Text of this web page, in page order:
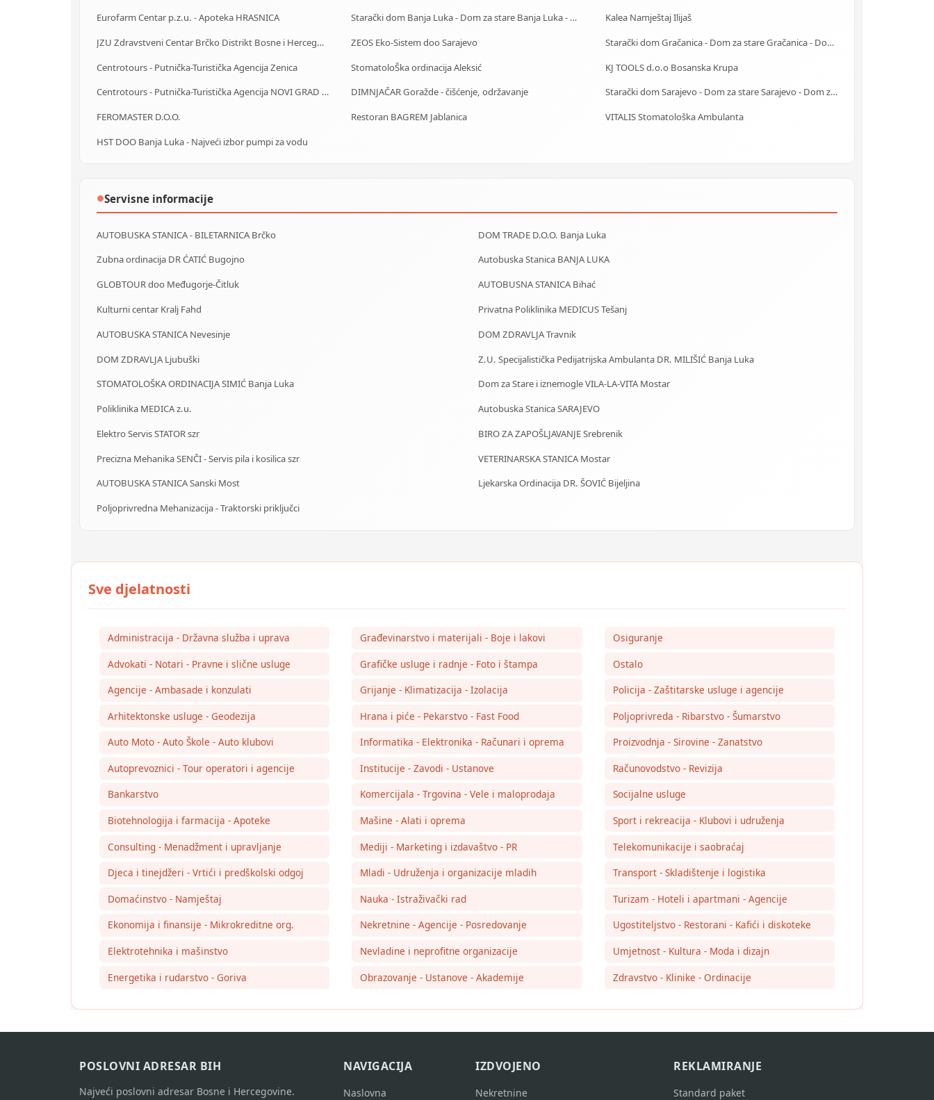
Eurofarm Centar p.z.u. - Apoteka HRASNICA
Starački dom Banja Luka - Dom za stare Banja Luka - Dom za stara lica Banjaluka
Kalea Namještaj Ilijaš
JZU Zdravstveni Centar Brčko Distrikt Bosne i Hercegovine
ZEOS Eko-Sistem doo Sarajevo
Starački dom Gračanica - Dom za stare Gračanica - Dom za stara lica Gračanica
Centrotours - Putnička-Turistička Agencija Zenica
StomatoloŠka ordinacija Aleksić
KJ TOOLS d.o.o Bosanska Krupa
Centrotours - Putnička-Turistička Agencija NOVI GRAD Sarajevo
DIMNJAČAR Goražde - čišćenje, održavanje
Starački dom Sarajevo - Dom za stare Sarajevo - Dom za stara lica Sarajevo
FEROMASTER D.O.O.
Restoran BAGREM Jablanica
VITALIS Stomatološka Ambulanta
HST DOO Banja Luka - Najveći izbor pumpi za vodu
●Servisne informacije
AUTOBUSKA STANICA - BILETARNICA Brčko
DOM TRADE D.O.O. Banja Luka
Zubna ordinacija DR ĆATIĆ Bugojno
Autobuska Stanica BANJA LUKA
GLOBTOUR doo Međugorje-Čitluk
AUTOBUSNA STANICA Bihać
Kulturni centar Kralj Fahd
Privatna Poliklinika MEDICUS Tešanj
AUTOBUSKA STANICA Nevesinje
DOM ZDRAVLJA Travnik
DOM ZDRAVLJA Ljubuški
Z.U. Specijalistička Pedijatrijska Ambulanta DR. MILIŠIĆ Banja Luka
STOMATOLOŠKA ORDINACIJA SIMIĆ Banja Luka
Dom za Stare i iznemogle VILA-LA-VITA Mostar
Poliklinika MEDICA z.u.
Autobuska Stanica SARAJEVO
Elektro Servis STATOR szr
BIRO ZA ZAPOŠLJAVANJE Srebrenik
Precizna Mehanika SENČI - Servis pila i kosilica szr
VETERINARSKA STANICA Mostar
AUTOBUSKA STANICA Sanski Most
Ljekarska Ordinacija DR. ŠOVIĆ Bijeljina
Poljoprivredna Mehanizacija - Traktorski priključci
Administracija - Državna služba i uprava
Advokati - Notari - Pravne i slične usluge
Agencije - Ambasade i konzulati
Arhitektonske usluge - Geodezija
Auto Moto - Auto Škole - Auto klubovi
Autoprevoznici - Tour operatori i agencije
Bankarstvo
Biotehnologija i farmacija - Apoteke
Consulting - Menadžment i upravljanje
Djeca i tinejdžeri - Vrtići i predškolski odgoj
Domaćinstvo - Namještaj
Ekonomija i finansije - Mikrokreditne org.
Elektrotehnika i mašinstvo
Energetika i rudarstvo - Goriva
Građevinarstvo i materijali - Boje i lakovi
Grafičke usluge i radnje - Foto i štampa
Grijanje - Klimatizacija - Izolacija
Hrana i piće - Pekarstvo - Fast Food
Informatika - Elektronika - Računari i oprema
Institucije - Zavodi - Ustanove
Komercijala - Trgovina - Vele i maloprodaja
Mašine - Alati i oprema
Mediji - Marketing i izdavaštvo - PR
Mladi - Udruženja i organizacije mladih
Nauka - Istraživački rad
Nekretnine - Agencije - Posredovanje
Nevladine i neprofitne organizacije
Obrazovanje - Ustanove - Akademije
Osiguranje
Ostalo
Policija - Zaštitarske usluge i agencije
Poljoprivreda - Ribarstvo - Šumarstvo
Proizvodnja - Sirovine - Zanatstvo
Računovodstvo - Revizija
Socijalne usluge
Sport i rekreacija - Klubovi i udruženja
Telekomunikacije i saobraćaj
Transport - Skladištenje i logistika
Turizam - Hoteli i apartmani - Agencije
Ugostiteljstvo - Restorani - Kafići i diskoteke
Umjetnost - Kultura - Moda i dizajn
Zdravstvo - Klinike - Ordinacije
POSLOVNI ADRESAR BIH
Najveći poslovni adresar Bosne i Hercegovine.
NAVIGACIJA
Naslovna
IZDVOJENO
Nekretnine
REKLAMIRANJE
Standard paket